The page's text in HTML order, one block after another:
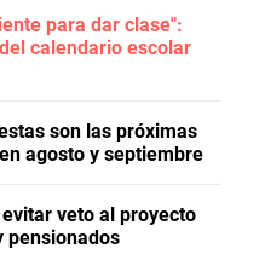
para dar clase":
calendario escolar
son las próximas
agosto y septiembre
veto al proyecto
pensionados